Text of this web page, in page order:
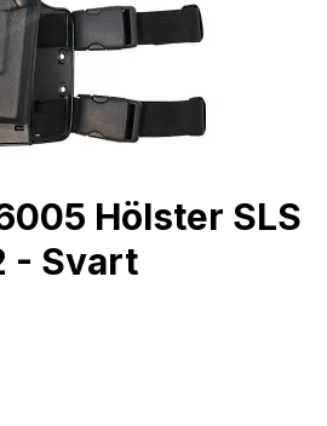
Hölster SLS
- Svart